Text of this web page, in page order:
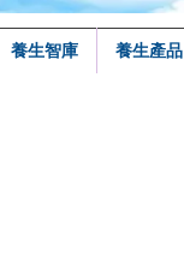
養生智庫 養生產品